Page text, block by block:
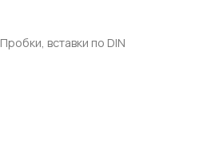
Пробки, вставки по DIN